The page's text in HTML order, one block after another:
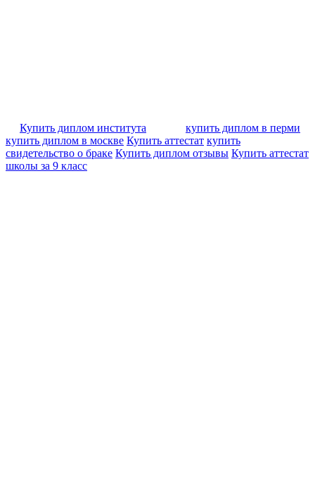
Купить диплом института
купить диплом в перми
купить диплом в москве Купить аттестат купить
свидетельство о браке Купить диплом отзывы Купить аттестат
школы за 9 класс